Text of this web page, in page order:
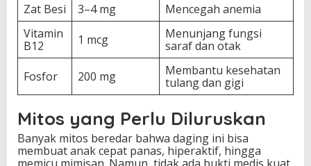
Zat Besi
3–4 mg
Mencegah anemia
Vitamin
B12
1 mcg
Menunjang fungsi
saraf dan otak
Fosfor
200 mg
Membantu kesehatan
tulang dan gigi
Mitos yang Perlu Diluruskan
Banyak mitos beredar bahwa daging ini bisa
membuat anak cepat panas, hiperaktif, hingga